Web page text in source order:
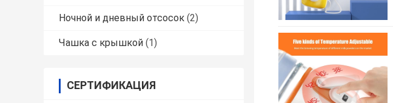
Ночной и дневный отсосок (2)
Чашка с крышкой (1)
СЕРТИФИКАЦИЯ